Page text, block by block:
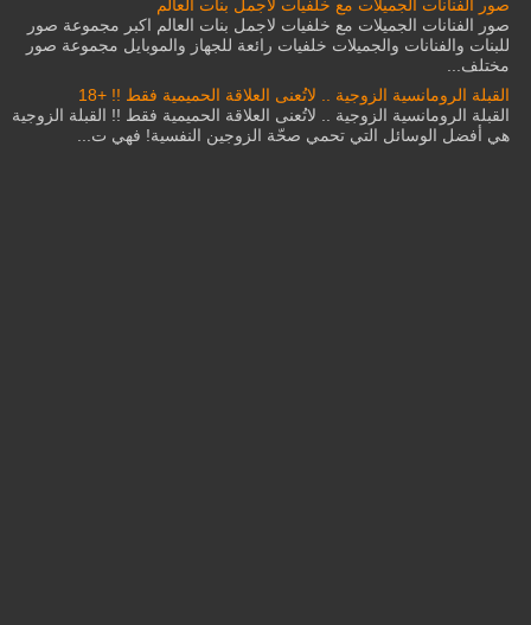
صور الفنانات الجميلات مع خلفيات لاجمل بنات العالم
صور الفنانات الجميلات مع خلفيات لاجمل بنات العالم اكبر مجموعة صور
للبنات والفنانات والجميلات خلفيات رائعة للجهاز والموبايل مجموعة صور
مختلف...
القبلة الرومانسية الزوجية .. لاتُعنى العلاقة الحميمية فقط !! +18
القبلة الرومانسية الزوجية .. لاتُعنى العلاقة الحميمية فقط !! القبلة الزوجية
هي أفضل الوسائل التي تحمي صحّة الزوجين النفسية! فهي ت...